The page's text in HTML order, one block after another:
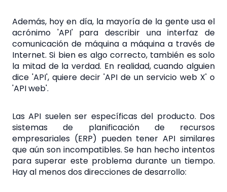
Además, hoy en día, la mayoría de la gente usa el
acrónimo 'API' para describir una interfaz de
comunicación de máquina a máquina a través de
Internet. Si bien es algo correcto, también es solo
la mitad de la verdad. En realidad, cuando alguien
dice 'API', quiere decir 'API de un servicio web X' o
'API web'.
Las API suelen ser específicas del producto. Dos
sistemas de planificación de recursos
empresariales (ERP) pueden tener API similares
que aún son incompatibles. Se han hecho intentos
para superar este problema durante un tiempo.
Hay al menos dos direcciones de desarrollo: